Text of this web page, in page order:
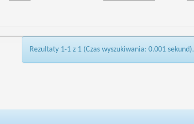
Rezultaty 1-1 z 1 (Czas wyszukiwania: 0.001 sekund).